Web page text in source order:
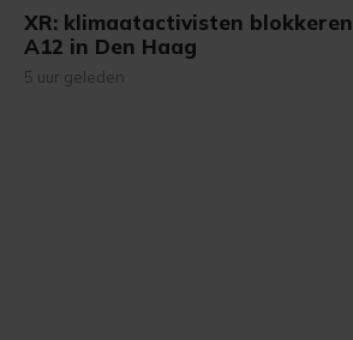
XR: klimaatactivisten blokkeren
A12 in Den Haag
5 uur geleden